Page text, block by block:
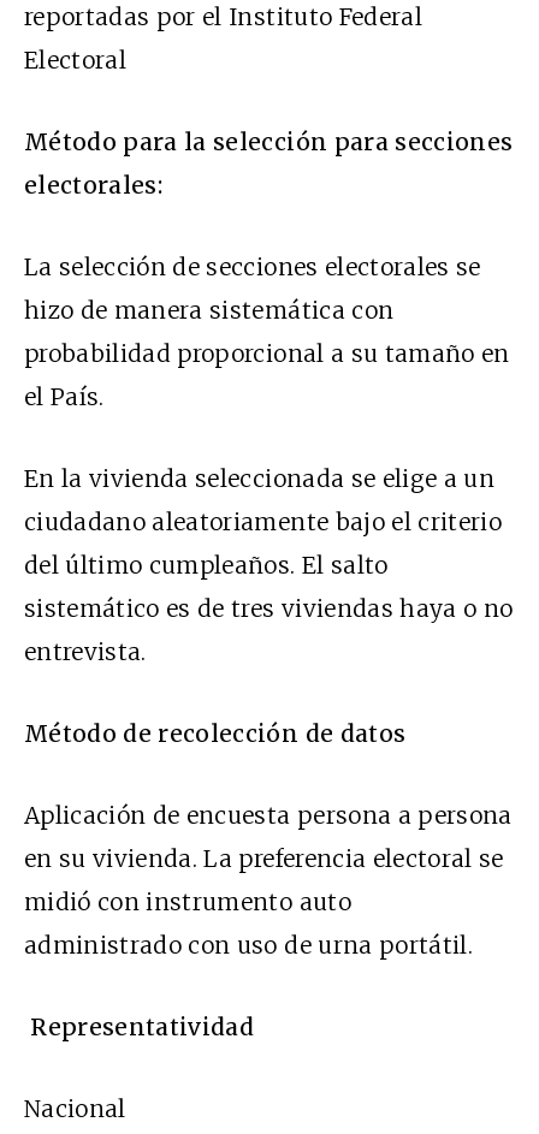
reportadas por el Instituto Federal
Electoral
Método para la selección para secciones
electorales:
La selección de secciones electorales se
hizo de manera sistemática con
probabilidad proporcional a su tamaño en
el País.
En la vivienda seleccionada se elige a un
ciudadano aleatoriamente bajo el criterio
del último cumpleaños. El salto
sistemático es de tres viviendas haya o no
entrevista.
Método de recolección de datos
Aplicación de encuesta persona a persona
en su vivienda. La preferencia electoral se
midió con instrumento auto
administrado con uso de urna portátil.
Representatividad
Nacional